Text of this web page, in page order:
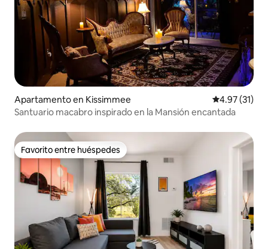
Apartamento en Kissimmee Calificación
4.97 (31)
Santuario macabro inspirado en la Mansión encantada
Favorito entre huéspedes
Favorito entre huéspedes